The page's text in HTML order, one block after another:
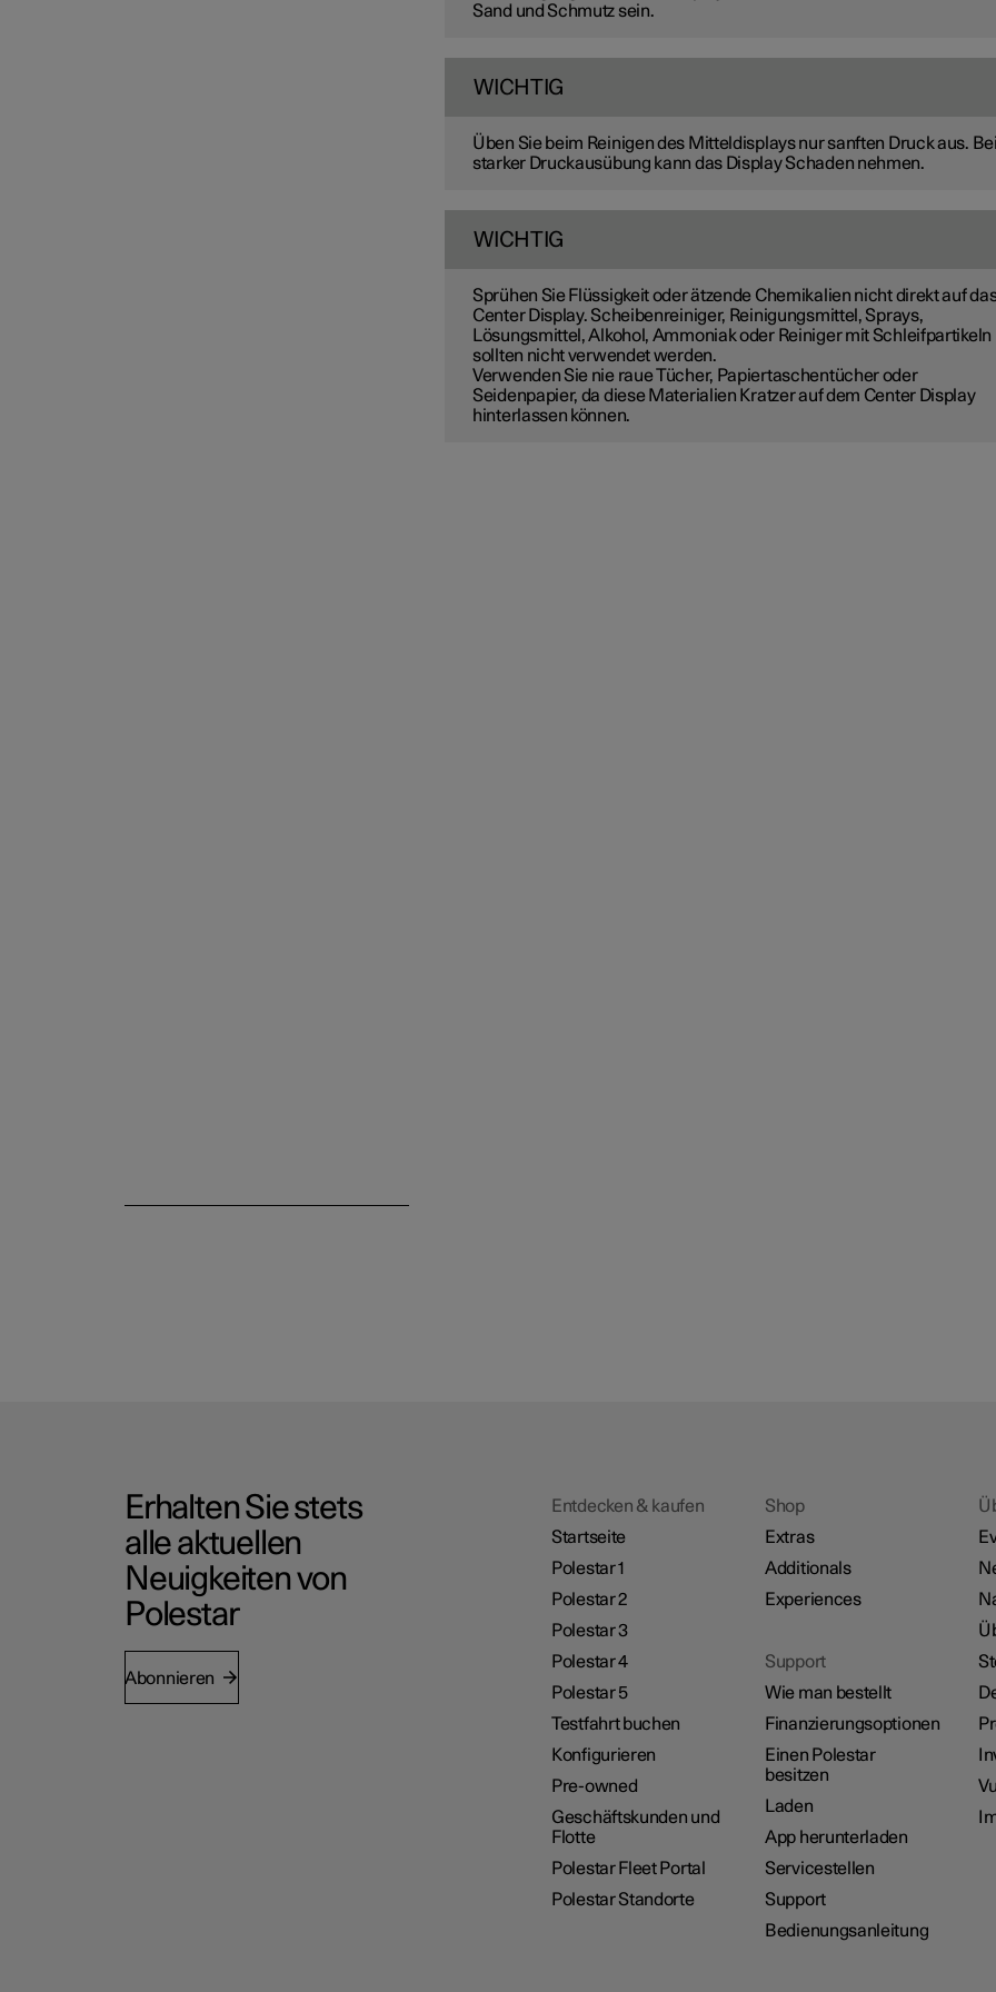
Sand und Schmutz sein.
WICHTIG
Üben Sie beim Reinigen des Mitteldisplays nur sanften Druck aus.
starker Druckausübung kann das Display Schaden nehmen.
WICHTIG
Sprühen Sie Flüssigkeit oder ätzende Chemikalien nicht direkt auf
Center Display. Scheibenreiniger, Reinigungsmittel, Sprays,
Lösungsmittel, Alkohol, Ammoniak oder Reiniger mit Schleifpartikeln
sollten nicht verwendet werden.
Verwenden Sie nie raue Tücher, Papiertaschentücher oder
Seidenpapier, da diese Materialien Kratzer auf dem Center Display
hinterlassen können.
Erhalten Sie stets
alle aktuellen
Neuigkeiten von
Polestar
Abonnieren
Entdecken & kaufen
Startseite
Polestar 1
Polestar 2
Polestar 3
Polestar 4
Polestar 5
Testfahrt buchen
Konfigurieren
Pre-owned
Geschäftskunden und
Flotte
Polestar Fleet Portal
Polestar Standorte
Shop
Extras
Additionals
Experiences
Support
Wie man bestellt
Finanzierungsoptionen
Einen Polestar
besitzen
Laden
App herunterladen
Servicestellen
Support
Bedienungsanleitung